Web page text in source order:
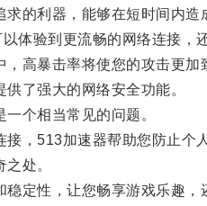
利器，能够在短时间内造
验到更流畅的网络连接，还
暴击率将使您的攻击更加
强大的网络安全功能。
个相当常见的问题。
513加速器帮助您防止个
处。
性，让您畅享游戏乐趣，